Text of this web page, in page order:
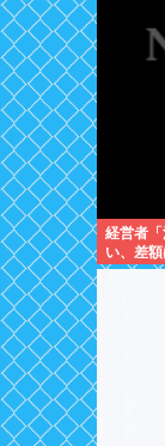
経営者
い、差額